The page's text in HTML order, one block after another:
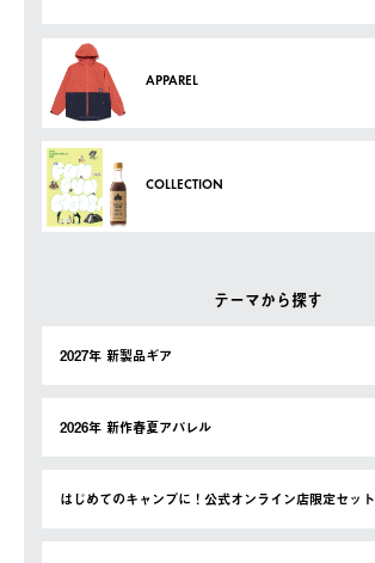
APPAREL
COLLECTION
テーマから探す
2027年 新製品ギア
2026年 新作春夏アパレル
はじめてのキャンプに！公式オンライン店限定セット